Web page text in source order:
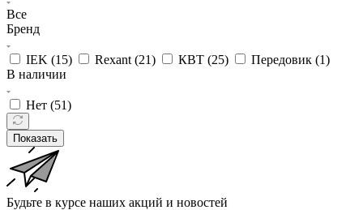
Все
Бренд
IEK (15) Rexant (21) КВТ (25) Передовик (1)
В наличии
Нет (51)
Показать
Будьте в курсе наших акций и новостей